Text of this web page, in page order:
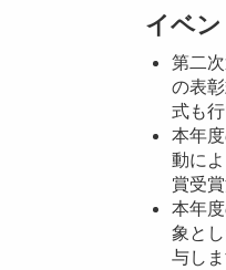
イベ
第二
の表
式も行
本年
動に
賞受
本年
象と
与しま